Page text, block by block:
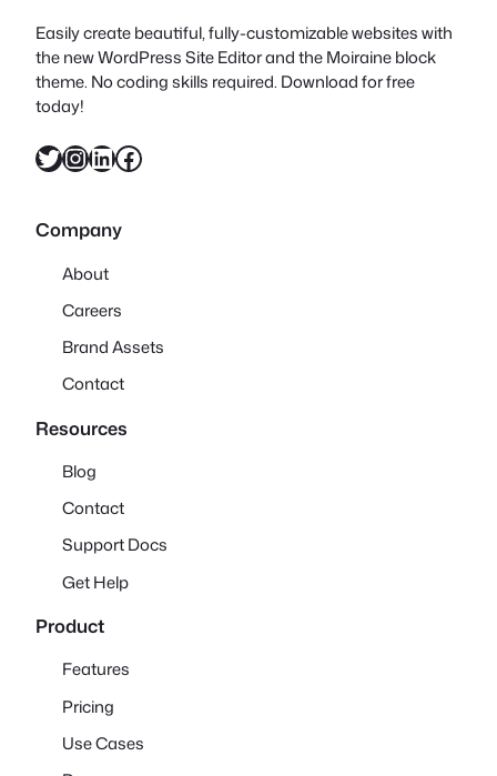
Easily create beautiful, fully-customizable websites with
the new WordPress Site Editor and the Moiraine block
theme. No coding skills required. Download for free
today!
X InstagramLinkedIn Facebook
Company
About
Careers
Brand Assets
Contact
Resources
Blog
Contact
Support Docs
Get Help
Product
Features
Pricing
Use Cases